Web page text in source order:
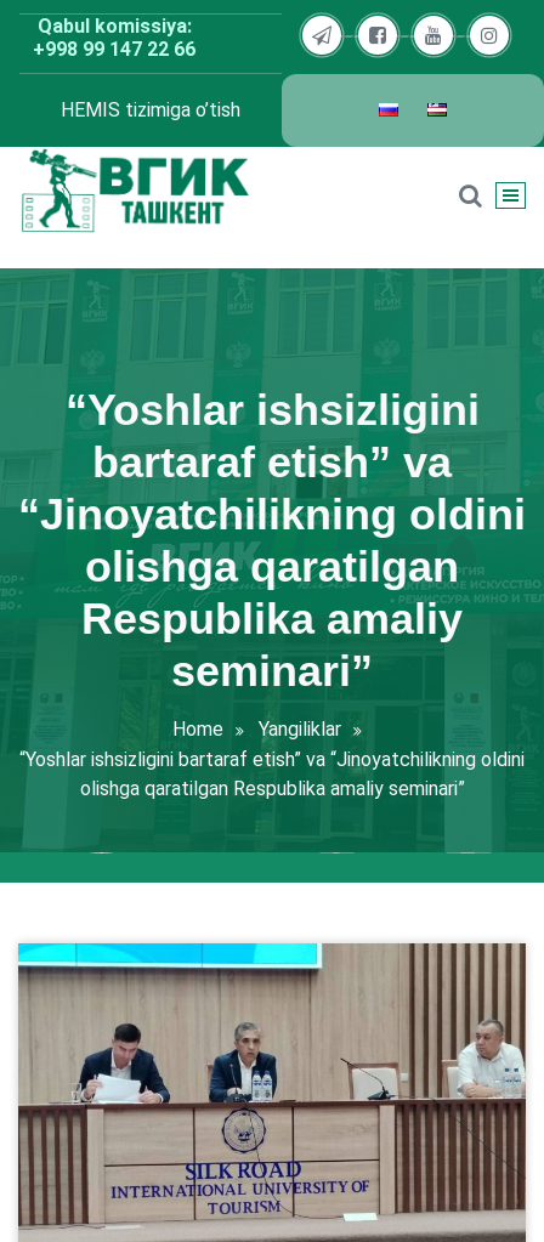
Skip
content
Qabul komissiya:
+998 99 147 22 66
HEMIS tizimiga o’tish
“Yoshlar ishsizligini
bartaraf etish” va
“Jinoyatchilikning oldini
olishga qaratilgan
Respublika amaliy
seminari”
Home
Yangiliklar
“Yoshlar ishsizligini bartaraf etish” va “Jinoyatchilikning oldini
olishga qaratilgan Respublika amaliy seminari”